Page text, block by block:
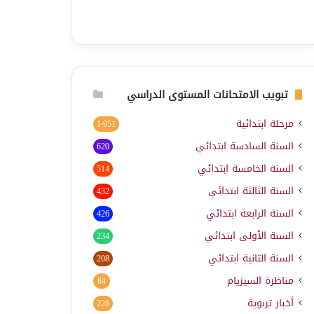
تبويب الامتحانات المستوى الدراسي
مرحلة ابتدائية 1٬951
السنة السادسة ابتدائي 620
السنة الخامسة ابتدائي 514
السنة الثالثة ابتدائي 432
السنة الرابعة ابتدائي 426
السنة الأولى ابتدائي 234
السنة الثانية ابتدائي 208
مناظرة السيزيام 84
أخبار تربوية 226